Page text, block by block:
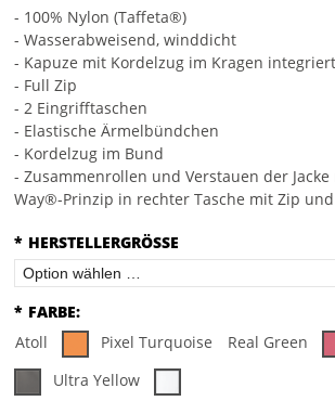
- 100% Nylon (Taffeta®)
- Wasserabweisend, winddicht
- Kapuze mit Kordelzug im Kragen integriert
- Full Zip
- 2 Eingrifftaschen
- Elastische Ärmelbündchen
- Kordelzug im Bund
- Zusammenrollen und Verstauen der Jacke
Way®-Prinzip in rechter Tasche mit Zip
* HERSTELLERGRÖSSE
* FARBE:
Atoll
Pixel Turquoise Real Green
Ultra Yellow